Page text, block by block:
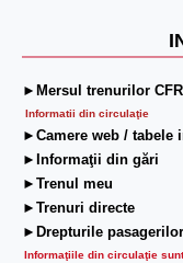
►Mersul trenurilor CFR
Informatii din circulaţie
►Camere web / tabele
►Informaţii din gări
►Trenul meu
►Trenuri directe
►Drepturile
Informaţiile din circulaţie